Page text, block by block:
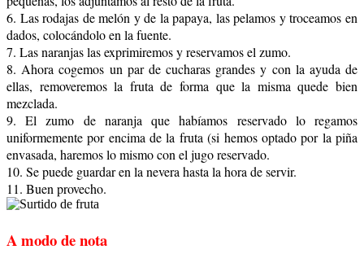
6. Las rodajas de melón y de la papaya, las pelamos y troceamos en
dados, colocándolo en la fuente.
7. Las naranjas las exprimiremos y reservamos el zumo.
8. Ahora cogemos un par de cucharas grandes y con la ayuda de
ellas, removeremos la fruta de forma que la misma quede bien
mezclada.
9. El zumo de naranja que habíamos reservado lo regamos
uniformemente por encima de la fruta (si hemos optado por la piña
envasada, haremos lo mismo con el jugo reservado.
10. Se puede guardar en la nevera hasta la hora de servir.
11. Buen provecho.
A modo de nota